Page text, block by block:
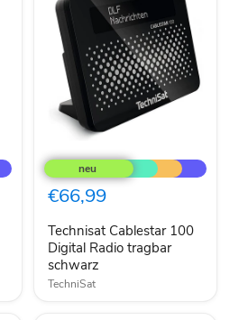
Cablestar
100
Digital
Radio
schwarz
€66,99
Technisat Cablestar 100
Digital Radio tragbar
schwarz
TechniSat